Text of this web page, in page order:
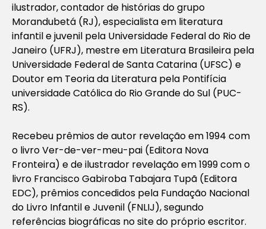
ilustrador, contador de histórias do grupo
Morandubetá (RJ), especialista em literatura
infantil e juvenil pela Universidade Federal do Rio de
Janeiro (UFRJ), mestre em Literatura Brasileira pela
Universidade Federal de Santa Catarina (UFSC) e
Doutor em Teoria da Literatura pela Pontifícia
universidade Católica do Rio Grande do Sul (PUC-
RS).
Recebeu prêmios de autor revelação em 1994 com
o livro Ver-de-ver-meu-pai (Editora Nova
Fronteira) e de ilustrador revelação em 1999 com o
livro Francisco Gabiroba Tabajara Tupã (Editora
EDC), prêmios concedidos pela Fundação Nacional
do Livro Infantil e Juvenil (FNLIJ), segundo
referências biográficas no site do próprio escritor.